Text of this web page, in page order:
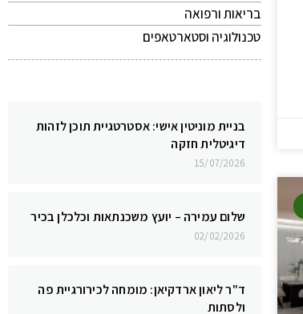
בריאות ורפואה
טכנולוגיה וסטארטאפים
בניית מוניטין אישי: אסטרטגיית תוכן לזהות
דיגיטלית חזקה
15/07/2026
שלום עמירה – יועץ משכנתאות וכלכלן בכיר
02/02/2026
ד"ר ליאון ארדקיאן: מומחה לכירורגיית פה
ולסתות